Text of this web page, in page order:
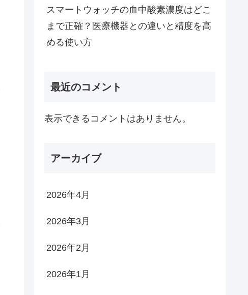
スマートウォッチの血中酸素濃度はどこ
まで正確？医療機器との違いと精度を高
める使い方
最近のコメント
表示できるコメントはありません。
アーカイブ
2026年4月
2026年3月
2026年2月
2026年1月